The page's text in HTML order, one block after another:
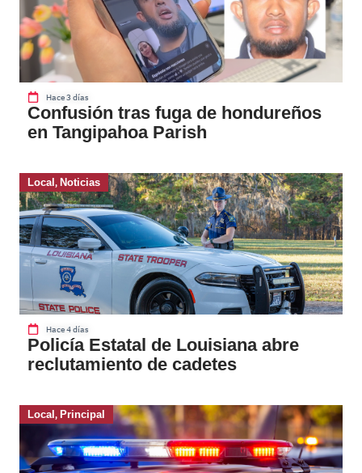
Hace 3 días
Confusión tras fuga de hondureños
en Tangipahoa Parish
Local , Noticias
Hace 4 días
Policía Estatal de Louisiana abre
reclutamiento de cadetes
Local , Principal